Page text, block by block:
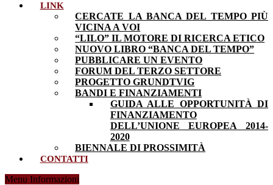
LINK
CERCATE LA BANCA DEL TEMPO PIÙ
VICINA A VOI
“LILO” IL MOTORE DI RICERCA ETICO
NUOVO LIBRO “BANCA DEL TEMPO”
PUBBLICARE UN EVENTO
FORUM DEL TERZO SETTORE
PROGETTO GRUNDTVIG
BANDI E FINANZIAMENTI
GUIDA ALLE OPPORTUNITÀ DI
FINANZIAMENTO
DELL’UNIONE EUROPEA 2014-
2020
BIENNALE DI PROSSIMITÀ
CONTATTI
Menu Informazioni